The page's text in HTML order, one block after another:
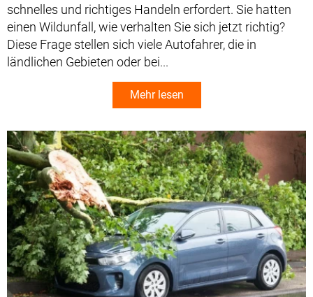
schnelles und richtiges Handeln erfordert. Sie hatten
einen Wildunfall, wie verhalten Sie sich jetzt richtig?
Diese Frage stellen sich viele Autofahrer, die in
ländlichen Gebieten oder bei...
Mehr lesen